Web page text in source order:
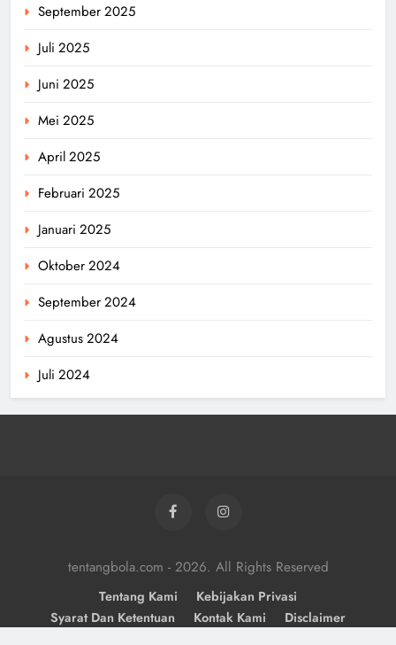
September 2025
Juli 2025
Juni 2025
Mei 2025
April 2025
Februari 2025
Januari 2025
Oktober 2024
September 2024
Agustus 2024
Juli 2024
tentangbola.com - 2026. All Rights Reserved
Tentang Kami
Kebijakan Privasi
Syarat Dan Ketentuan
Kontak Kami Disclaimer